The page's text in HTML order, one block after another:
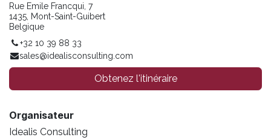
Rue Emile Francqui, 7
1435, Mont-Saint-Guibert
Belgique
+32 10 39 88 33
sales@idealisconsulting.com
Obtenez l'itinéraire
Organisateur
Idealis Consulting